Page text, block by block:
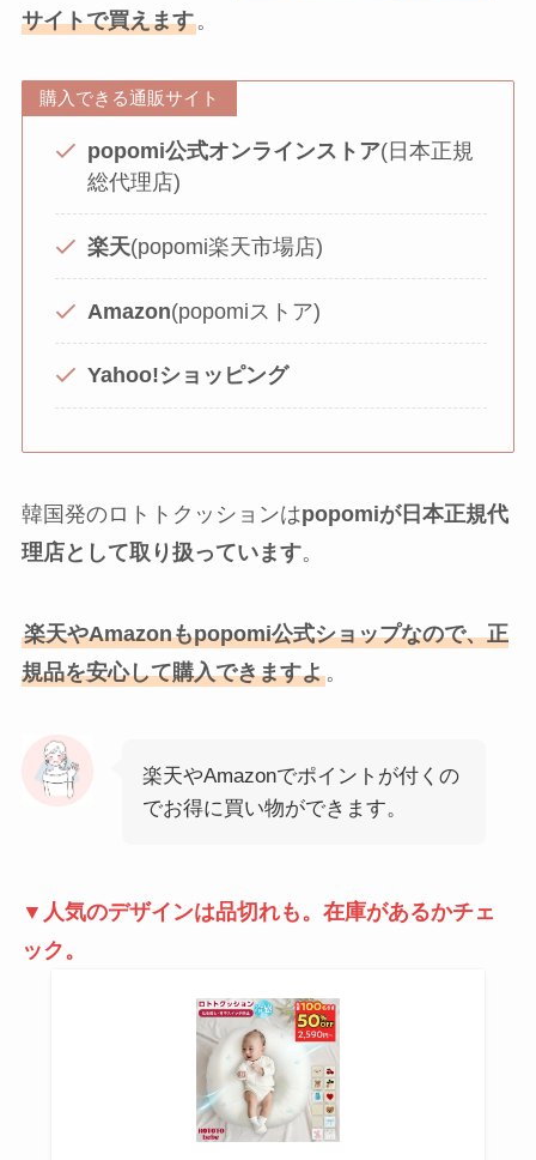
サイトで買えます。
購入できる通販サイト
popomi公式オンラインストア(日本正規
総代理店)
楽天(popomi楽天市場店)
Amazon(popomiストア)
Yahoo!ショッピング
韓国発のロトトクッションはpopomiが日本正規代
理店として取り扱っています。
楽天やAmazonもpopomi公式ショップなので、正
規品を安心して購入できますよ。
楽天やAmazonでポイントが付くの
でお得に買い物ができます。
▼人気のデザインは品切れも。在庫があるかチェ
ック。